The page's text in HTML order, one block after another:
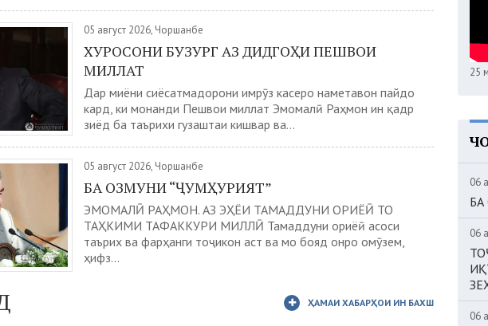
05 август 2026, Чоршанбе
ХУРОСОНИ БУЗУРГ АЗ ДИДГОҲИ ПЕШВОИ
МИЛЛАТ
Дар миёни сиёсатмадорони имрӯз касеро наметавон пайдо
кард, ки монанди Пешвои миллат Эмомалӣ Раҳмон ин қадр
зиёд ба таърихи гузаштаи кишвар ва...
05 август 2026, Чоршанбе
БА ОЗМУНИ “ҶУМҲУРИЯТ”
ЭМОМАЛӢ РАҲМОН. АЗ ЭҲЁИ ТАМАДДУНИ ОРИЁӢ ТО
ТАҲКИМИ ТАФАККУРИ МИЛЛӢ Тамаддуни ориёӣ асоси
таърих ва фарҳанги тоҷикон аст ва мо бояд онро омӯзем,
ҳифз...
ҲАМАИ ХАБАРҲОИ ИН БАХШ
25
06
06
06